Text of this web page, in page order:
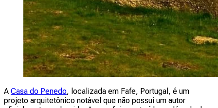
A Casa do Penedo, localizada em Fafe, Portugal, é um
projeto arquitetônico notável que não possui um autor